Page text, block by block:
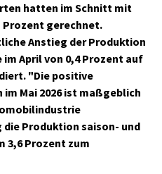
hatten im Schnitt mit
Prozent gerechnet.
Anstieg der Produktion
April von 0,4 Prozent auf
"Die positive
Mai 2026 ist maßgeblich
Produktion saison- und
3,6 Prozent zum